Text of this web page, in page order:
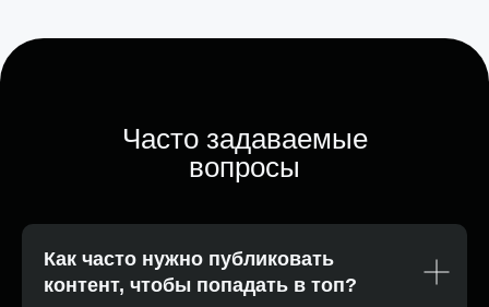
Часто задаваемые
вопросы
Как часто нужно публиковать
контент, чтобы попадать в топ?